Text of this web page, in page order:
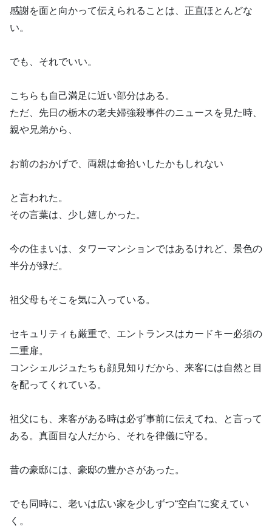
感謝を面と向かって伝えられることは、正直ほとんどな
い。
でも、それでいい。
こちらも自己満足に近い部分はある。
ただ、先日の栃木の老夫婦強殺事件のニュースを見た時、
親や兄弟から、
お前のおかげで、両親は命拾いしたかもしれない
と言われた。
その言葉は、少し嬉しかった。
今の住まいは、タワーマンションではあるけれど、景色の
半分が緑だ。
祖父母もそこを気に入っている。
セキュリティも厳重で、エントランスはカードキー必須の
二重扉。
コンシェルジュたちも顔見知りだから、来客には自然と目
を配ってくれている。
祖父にも、来客がある時は必ず事前に伝えてね、と言って
ある。真面目な人だから、それを律儀に守る。
昔の豪邸には、豪邸の豊かさがあった。
でも同時に、老いは広い家を少しずつ“空白”に変えてい
く。